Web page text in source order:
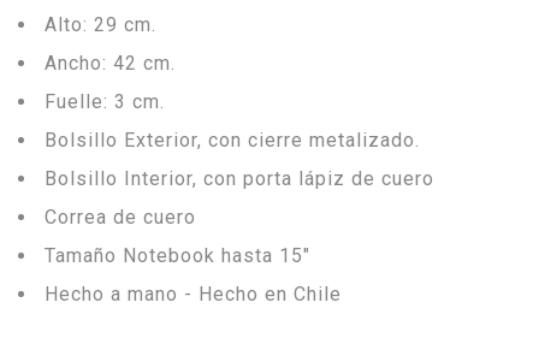
Alto: 29 cm.
Ancho: 42 cm.
Fuelle: 3 cm.
Bolsillo Exterior, con cierre metalizado.
Bolsillo Interior, con porta lápiz de cuero
Correa de cuero
Tamaño Notebook hasta 15"
Hecho a mano - Hecho en Chile